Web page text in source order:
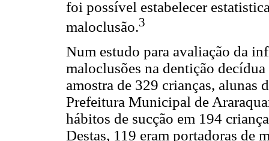
foi possível estabelecer
maloclusão.3
Num estudo para avaliação da
maloclusões na dentição
amostra de 329 crianças, alunas
Prefeitura Municipal de
hábitos de sucção em 194
Destas, 119 eram portadoras de